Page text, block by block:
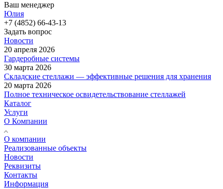
Ваш менеджер
Юлия
+7 (4852) 66-43-13
Задать вопрос
Новости
20 апреля 2026
Гардеробные системы
30 марта 2026
Складские стеллажи — эффективные решения для хранения
20 марта 2026
Полное техническое освидетельствование стеллажей
Каталог
Услуги
О Компании
О компании
Реализованные объекты
Новости
Реквизиты
Контакты
Информация